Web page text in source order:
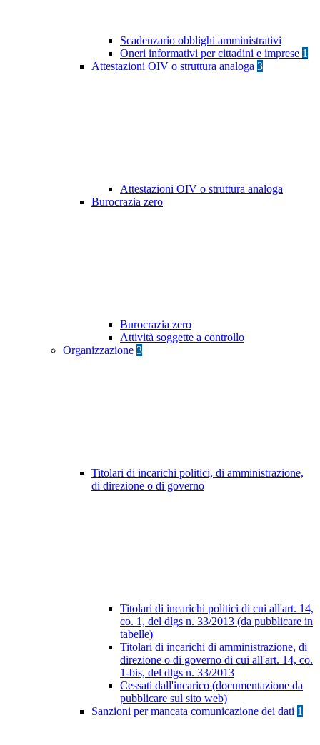
Scadenzario obblighi amministrativi
Oneri informativi per cittadini e imprese 1
Attestazioni OIV o struttura analoga 3
Attestazioni OIV o struttura analoga
Burocrazia zero
Burocrazia zero
Attività soggette a controllo
Organizzazione 3
Titolari di incarichi politici, di amministrazione,
di direzione o di governo
Titolari di incarichi politici di cui all'art. 14,
co. 1, del dlgs n. 33/2013 (da pubblicare in
tabelle)
Titolari di incarichi di amministrazione, di
direzione o di governo di cui all'art. 14, co.
1-bis, del dlgs n. 33/2013
Cessati dall'incarico (documentazione da
pubblicare sul sito web)
Sanzioni per mancata comunicazione dei dati 1